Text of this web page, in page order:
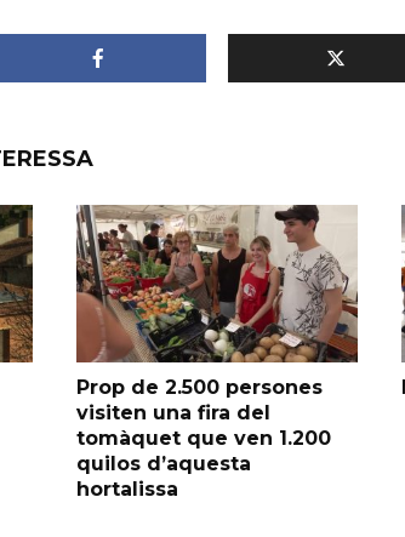
Prop de 2.500 persones
visiten una fira del
tomàquet que ven 1.200
quilos d’aquesta
hortalissa